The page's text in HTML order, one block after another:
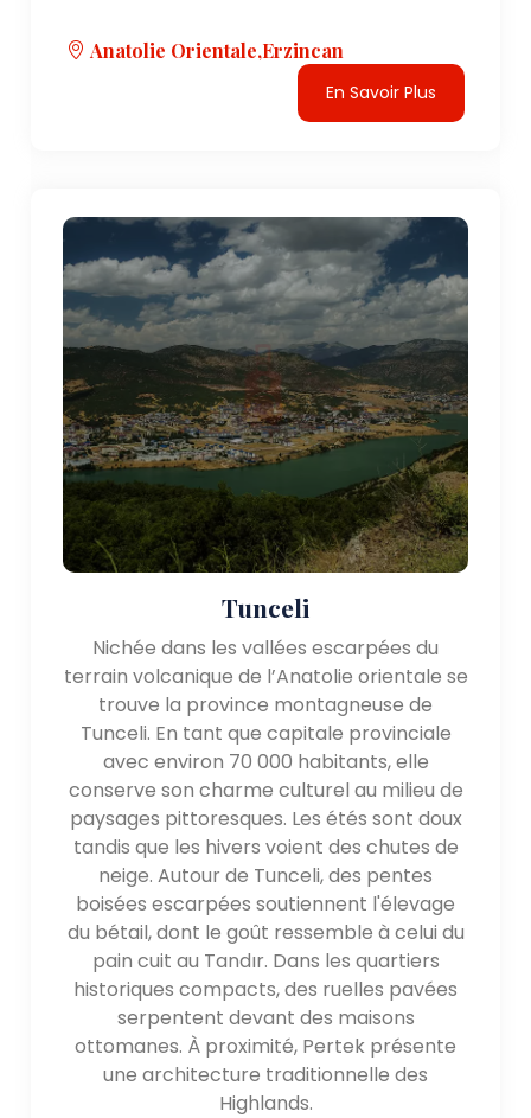
Anatolie Orientale,Erzincan
En Savoir Plus
Tunceli
Nichée dans les vallées escarpées du
terrain volcanique de l’Anatolie orientale se
trouve la province montagneuse de
Tunceli. En tant que capitale provinciale
avec environ 70 000 habitants, elle
conserve son charme culturel au milieu de
paysages pittoresques. Les étés sont doux
tandis que les hivers voient des chutes de
neige. Autour de Tunceli, des pentes
boisées escarpées soutiennent l'élevage
du bétail, dont le goût ressemble à celui du
pain cuit au Tandır. Dans les quartiers
historiques compacts, des ruelles pavées
serpentent devant des maisons
ottomanes. À proximité, Pertek présente
une architecture traditionnelle des
Highlands.